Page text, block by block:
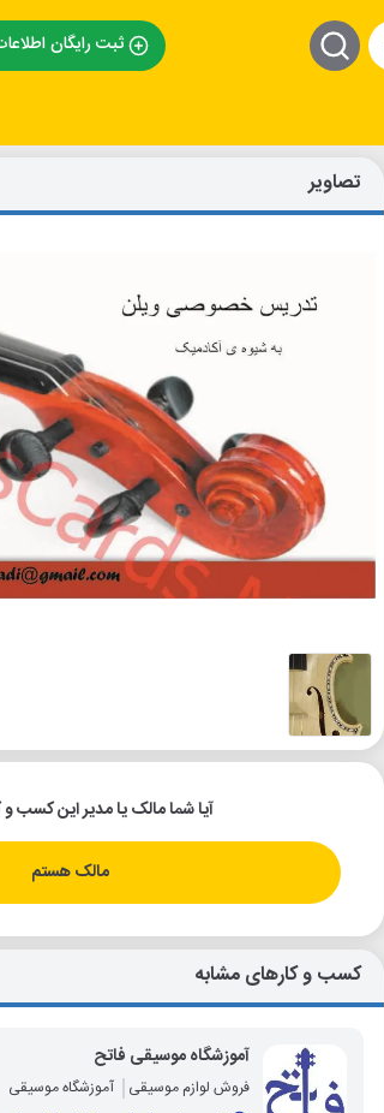
ثبت رایگان
تصاویر
آیا شما مالک یا مدیر این کسب
مالک هستم
کسب و کارهای مشابه
آموزشگاه موسیقی فاتح
فروش لوازم موسیقی آموزشگاه موسیقی